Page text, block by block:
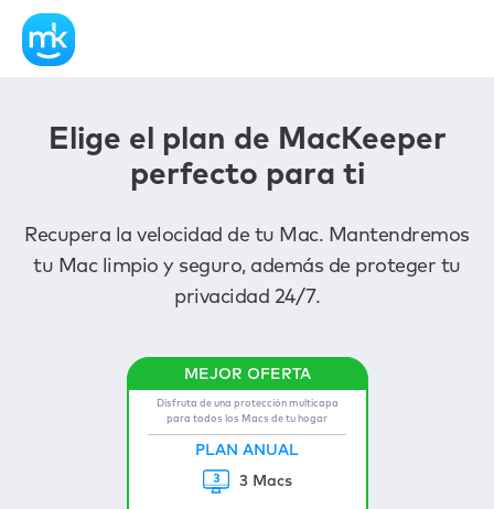
Elige el plan de MacKeeper
perfecto para ti
Recupera la velocidad de tu Mac. Mantendremos
tu Mac limpio y seguro, además de proteger tu
privacidad 24/7.
Disfruta de una protección multicapa
para todos los Macs de tu hogar
PLAN ANUAL
3 Macs